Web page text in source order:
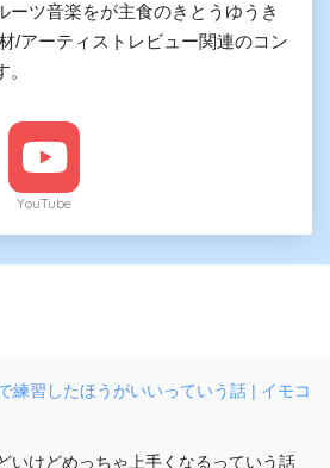
ーツ音楽をが主食のきとうゆうき
/アーティストレビュー関連のコン
YouTube
練習したほうがいいっていう話 | イモコ
いけどめっちゃ上手くなるっていう話